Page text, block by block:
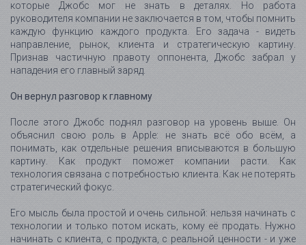
которые Джобс мог не знать в деталях. Но работа
руководителя компании не заключается в том, чтобы помнить
каждую функцию каждого продукта. Его задача - видеть
направление, рынок, клиента и стратегическую картину.
Признав частичную правоту оппонента, Джобс забрал у
нападения его главный заряд.
Он вернул разговор к главному
После этого Джобс поднял разговор на уровень выше. Он
объяснил свою роль в Apple: не знать всё обо всём, а
понимать, как отдельные решения вписываются в большую
картину. Как продукт поможет компании расти. Как
технология связана с потребностью клиента. Как не потерять
стратегический фокус.
Его мысль была простой и очень сильной: нельзя начинать с
технологии и только потом искать, кому её продать. Нужно
начинать с клиента, с продукта, с реальной ценности - и уже